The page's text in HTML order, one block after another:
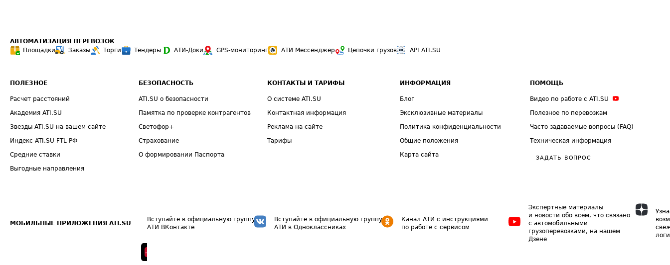
АВТОМАТИЗАЦИЯ ПЕРЕВОЗОК
Площадки
Заказы Торги Тендеры АТИ-Доки GPS-мониторинг АТИ Мессенджер Цепочки грузов API ATI.SU
ПОЛЕЗНОЕ
Расчет расстояний
Академия ATI.SU
Звезды ATI.SU на вашем сайте
Индекс ATI.SU FTL РФ
Средние ставки
Выгодные направления
БЕЗОПАСНОСТЬ
ATI.SU о безопасности
Памятка по проверке контрагентов
Светофор+
Страхование
О формировании Паспорта
КОНТАКТЫ И ТАРИФЫ
О системе ATI.SU
Контактная информация
Реклама на сайте
Тарифы
ИНФОРМАЦИЯ
Блог
Эксклюзивные материалы
Политика конфиденциальности
Общие положения
Карта сайта
ПОМОЩЬ
Видео по работе с ATI.SU
Полезное по перевозкам
Часто задаваемые вопросы (FAQ)
Техническая информация
ЗАДАТЬ ВОПРОС
МОБИЛЬНЫЕ ПРИЛОЖЕНИЯ ATI.SU
Вступайте в официальную группу
АТИ ВКонтакте
Вступайте в официальную группу
АТИ в Одноклассниках
Канал АТИ с инструкциями
по работе с сервисом
Экспертные материалы
и новости обо всем, что связано
с автомобильными
грузоперевозками, на нашем
Дзене